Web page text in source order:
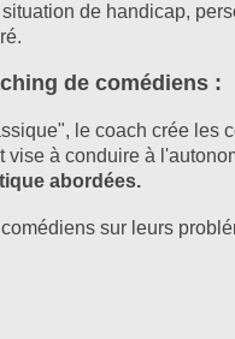
de handicap,
de comédiens :
le coach crée les
vise à conduire à
abordées.
sur leurs